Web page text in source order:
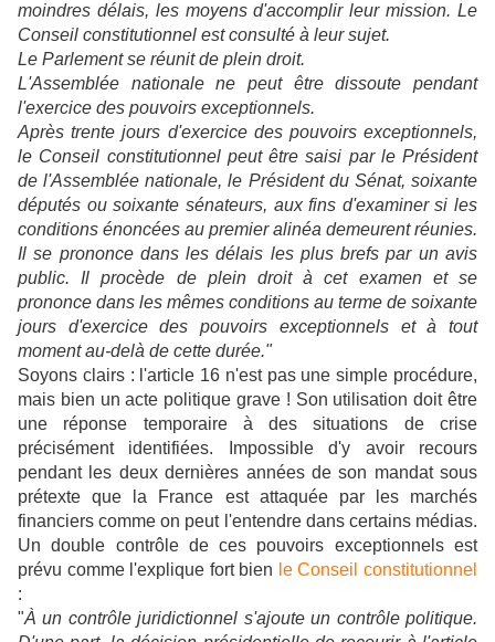
moindres délais, les moyens d'accomplir leur mission. Le
Conseil constitutionnel est consulté à leur sujet.
Le Parlement se réunit de plein droit.
L'Assemblée nationale ne peut être dissoute pendant
l'exercice des pouvoirs exceptionnels.
Après trente jours d'exercice des pouvoirs exceptionnels,
le Conseil constitutionnel peut être saisi par le Président
de l'Assemblée nationale, le Président du Sénat, soixante
députés ou soixante sénateurs, aux fins d'examiner si les
conditions énoncées au premier alinéa demeurent réunies.
Il se prononce dans les délais les plus brefs par un avis
public. Il procède de plein droit à cet examen et se
prononce dans les mêmes conditions au terme de soixante
jours d'exercice des pouvoirs exceptionnels et à tout
moment au-delà de cette durée."
Soyons clairs : l'article 16 n'est pas une simple procédure,
mais bien un acte politique grave ! Son utilisation doit être
une réponse temporaire à des situations de crise
précisément identifiées. Impossible d'y avoir recours
pendant les deux dernières années de son mandat sous
prétexte que la France est attaquée par les marchés
financiers comme on peut l'entendre dans certains médias.
Un double contrôle de ces pouvoirs exceptionnels est
prévu comme l'explique fort bien le Conseil constitutionnel
:
"À un contrôle juridictionnel s'ajoute un contrôle politique.